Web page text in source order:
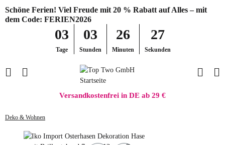
Schöne Ferien! Viel Freude mit 20 % Rabatt auf Alles – mit
dem Code: FERIEN2026
03
Tage
03
Stunden
26
Minuten
27
Sekunden
Versandkostenfrei in DE ab 29 €
Deko & Wohnen